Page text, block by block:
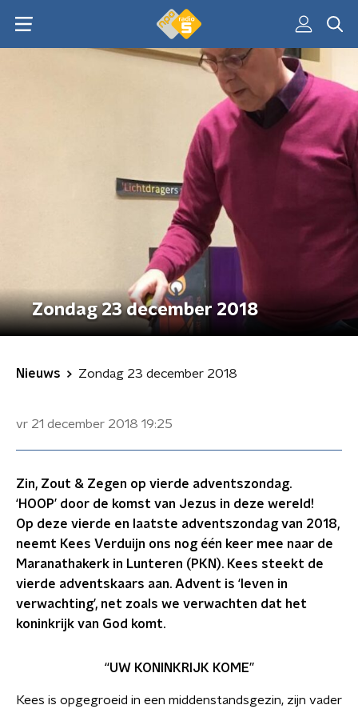
Zondag 23 december 2018
Nieuws Zondag 23 december 2018
vr 21 december 2018 19:25
Zin, Zout & Zegen op vierde adventszondag.
‘HOOP’ door de komst van Jezus in deze wereld!
Op deze vierde en laatste adventszondag van 2018,
neemt Kees Verduijn ons nog één keer mee naar de
Maranathakerk in Lunteren (PKN). Kees steekt de
vierde adventskaars aan. Advent is ‘leven in
verwachting’, net zoals we verwachten dat het
koninkrijk van God komt.
“UW KONINKRIJK KOME”
Kees is opgegroeid in een middenstandsgezin, zijn vader